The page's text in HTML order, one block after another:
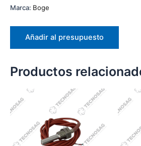
Marca: Boge
Añadir al presupuesto
Productos